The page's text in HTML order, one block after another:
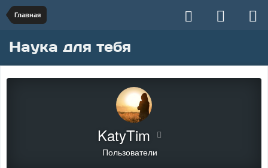
Главная
Наука для тебя
KatyTim
Пользователи